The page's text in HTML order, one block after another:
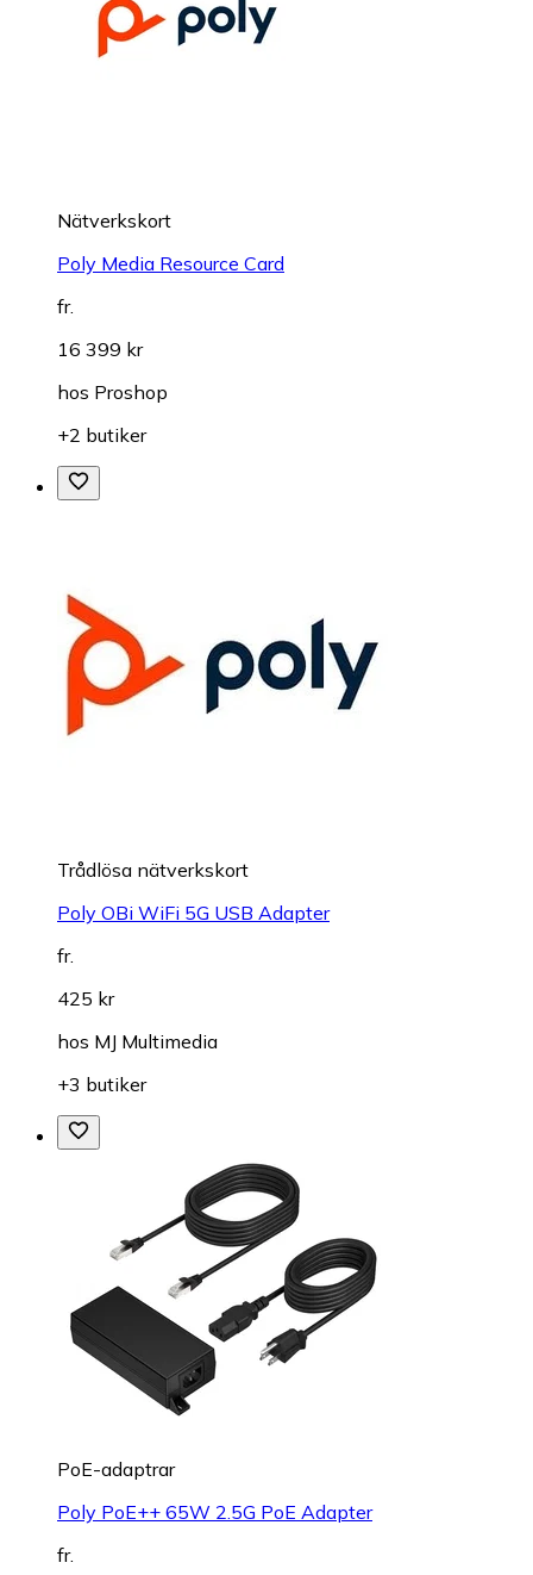
Nätverkskort
Poly Media Resource Card
fr.
16 399 kr
hos Proshop
+2 butiker
Trådlösa nätverkskort
Poly OBi WiFi 5G USB Adapter
fr.
425 kr
hos MJ Multimedia
+3 butiker
PoE-adaptrar
Poly PoE++ 65W 2.5G PoE Adapter
fr.